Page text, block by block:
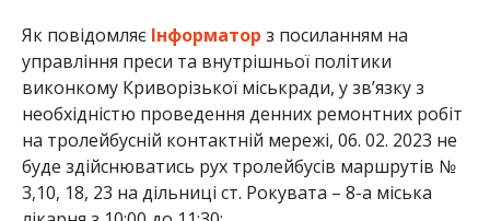
Як повідомляє Інформатор з посиланням на
управління преси та внутрішньої політики
виконкому Криворізької міськради, у зв’язку з
необхідністю проведення денних ремонтних робіт
на тролейбусній контактній мережі, 06. 02. 2023 не
буде здійснюватись рух тролейбусів маршрутів №
3,10, 18, 23 на дільниці ст. Рокувата – 8-а міська